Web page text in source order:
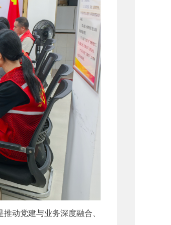
动党建与业务深度融合、